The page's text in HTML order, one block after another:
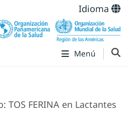
Idioma
Menú
TOS FERINA en Lactantes